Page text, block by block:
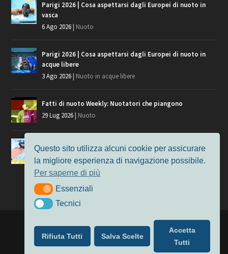
Parigi 2026 | Cosa aspettarsi dagli Europei di nuoto in
vasca
6 Ago 2026 Nuoto
Parigi 2026 | Cosa aspettarsi dagli Europei di nuoto in
acque libere
3 Ago 2026 Nuoto in acque libere
Fatti di nuoto Weekly: Nuotatori che piangono
29 Lug 2026 Nuoto
Giochi del Mediterraneo, i convocati del nuoto per
Taranto 2026
9 Lug 2026
Nuoto
| Alimentato da
Nuoto
MasterS Podcast Il Nuoto in Cifre
Privacy & Cookie Policy
Questo sito utilizza alcuni cookie per assicurare
la migliore esperienza di navigazione possibile.
Per saperne di più
EssenzialiEssenziali
TecniciTecnici
Rifiuta Tutti Salva Scelte
Accetta
Tutti